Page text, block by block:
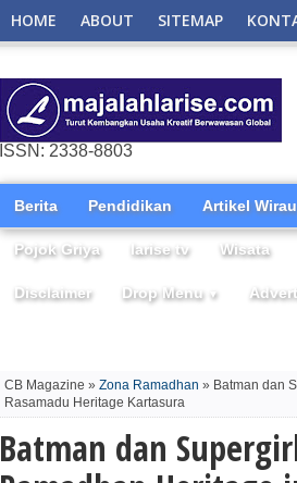
HOME ABOUT SITEMAP
ISSN: 2338-8803
Berita Pendidikan Artikel
Pojok Griya larise tv Wisata
Disclaimer Drop Menu ▼
CB Magazine » Zona Ramadhan » Batman dan
Rasamadu Heritage Kartasura
Batman dan